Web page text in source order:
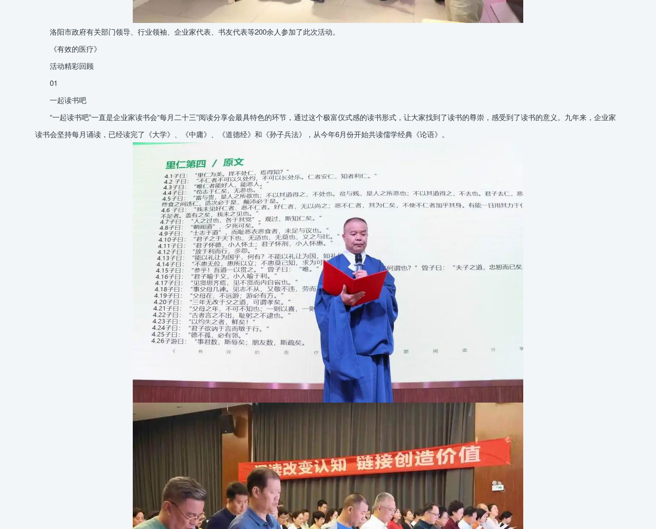
洛阳市政府有关部门领导、行业领袖、企业家代表、书友代表等200余人参加了此次活动。
《有效的医疗》
活动精彩回顾
01
一起读书吧
“一起读书吧”一直是企业家读书会“每月二十三”阅读分享会最具特色的环节，通过这个极富仪式感的读书形式，让大家找到了读书的尊崇，感受到了读书的意义。九年来，企业家
读书会坚持每月诵读，已经读完了《大学》、《中庸》、《道德经》和《孙子兵法》，从今年6月份开始共读儒学经典《论语》。